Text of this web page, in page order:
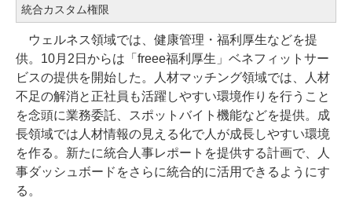
統合カスタム権限
ウェルネス領域では、健康管理・福利厚生などを提
供。10月2日からは「freee福利厚生」ベネフィットサー
ビスの提供を開始した。人材マッチング領域では、人材
不足の解消と正社員も活躍しやすい環境作りを行うこと
を念頭に業務委託、スポットバイト機能などを提供。成
長領域では人材情報の見える化で人が成長しやすい環境
を作る。新たに統合人事レポートを提供する計画で、人
事ダッシュボードをさらに統合的に活用できるようにす
る。